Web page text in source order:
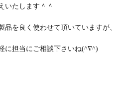
いたします＾＾
品を良く使わせて頂いていますが
に担当にご相談下さいね(^∇^)